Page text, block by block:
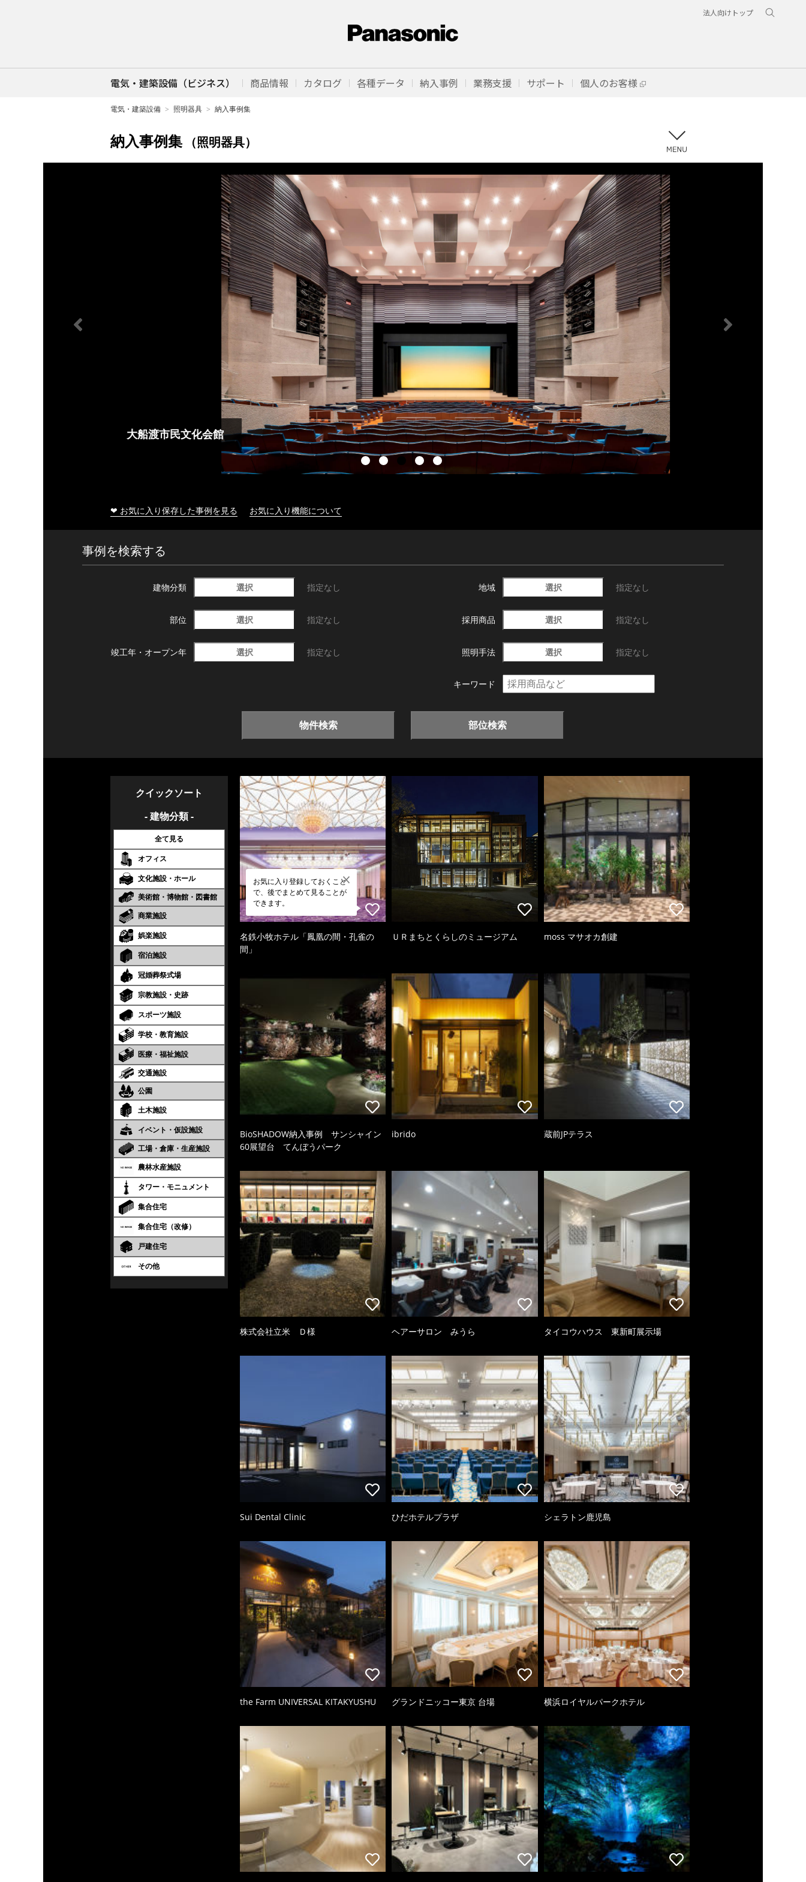
法人向けトップ
電気・建築設備（ビジネス） 商品情報 カタログ 各種データ 納入事例 業務支援 サポート 個人のお客様
電気・建築設備 照明器具 納入事例集
納入事例集 （照明器具）
大船渡市民文化会館
❤ お気に入り保存した事例を見る お気に入り機能について
事例を検索する
建物分類 選択 指定なし 地域 選択 指定なし
部位 選択 指定なし 採用商品 選択 指定なし
竣工年・ オープン年 選択 指定なし 照明手法 選択 指定なし
キーワード
物件検索 部位検索
クイックソート
- 建物分類 -
全て見る
オフィス
文化施設・ホール
美術館・博物館・図書館
商業施設
娯楽施設
宿泊施設
冠婚葬祭式場
宗教施設・史跡
スポーツ施設
学校・教育施設
医療・福祉施設
交通施設
公園
土木施設
イベント・仮設施設
工場・倉庫・生産施設
農林水産施設
タワー・モニュメント
集合住宅
集合住宅（改修）
戸建住宅
その他
お気に入り登録しておくこと
で、後でまとめて見ることが
できます。
名鉄小牧ホテル「鳳凰の間・孔雀の
間」
ＵＲまちとくらしのミュージアム moss マサオカ創建
BioSHADOW納入事例 サンシャイン
60展望台 てんぼうパーク
ibrido 蔵前JPテラス
株式会社立米 Ｄ様 ヘアーサロン みうら タイコウハウス 東新町展示場
Sui Dental Clinic ひだホテルプラザ シェラトン鹿児島
the Farm UNIVERSAL KITAKYUSHU グランドニッコー東京 台場 横浜ロイヤルパークホテル